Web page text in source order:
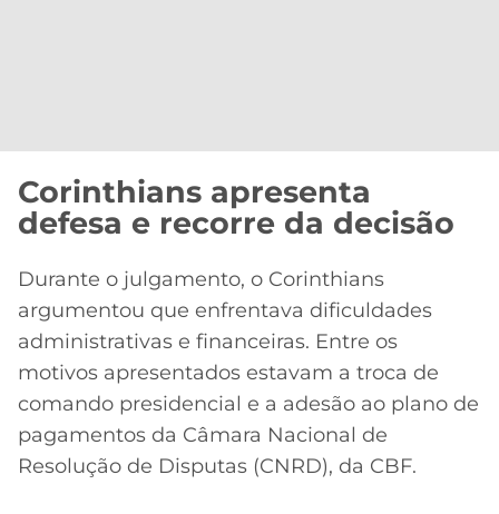
Corinthians apresenta
defesa e recorre da decisão
Durante o julgamento, o Corinthians
argumentou que enfrentava dificuldades
administrativas e financeiras. Entre os
motivos apresentados estavam a troca de
comando presidencial e a adesão ao plano de
pagamentos da Câmara Nacional de
Resolução de Disputas (CNRD), da CBF.